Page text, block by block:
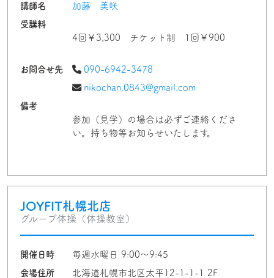
講師名
加藤 美咲
受講料
4回￥3,300 チケット制 1回￥900
お問合せ先
090-6942-3478
nikochan.0843@gmail.com
備考
参加（見学）の場合は必ずご連絡くださ
い。持ち物等お知らせいたします。
JOYFIT札幌北店
グループ体操（体操教室）
開催日時
毎週水曜日 9:00〜9:45
会場住所
北海道札幌市北区太平12-1-1-1 2F